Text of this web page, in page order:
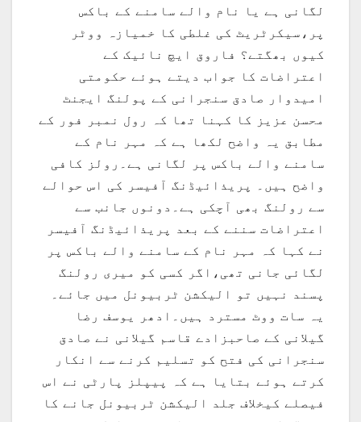
لگانی ہے یا نام والے سامنے کے باکس
پر،سیکرٹریٹ کی غلطی کا خمیازہ ووٹر
کیوں بھگتے؟ فاروق ایچ نائیک کے
اعتراضات کا جواب دیتے ہوئے حکومتی
امیدوار صادق سنجرانی کے پولنگ ایجنٹ
محسن عزیز کا کہنا تھا کہ رول نمبر فور کے
مطابق یہ واضح لکھا ہے کہ مہر نام کے
سامنے والے باکس پر لگانی ہے۔رولز کافی
واضح ہیں۔ پریذائیڈنگ آفیسر کی اس حوالے
سے رولنگ بھی آچکی ہے۔دونوں جانب سے
اعتراضات سننے کے بعد پریذائیڈنگ آفیسر
نے کہا کہ مہر نام کے سامنے والے باکس پر
لگائی جانی تھی،اگر کسی کو میری رولنگ
پسند نہیں تو الیکشن ٹربیونل میں جائے۔
یہ سات ووٹ مسترد ہیں۔ادھر یوسف رضا
گیلانی کے صاحبزادے قاسم گیلانی نے صادق
سنجرانی کی فتح کو تسلیم کرنے سے انکار
کرتے ہوئے بتایا ہے کہ پیپلز پارٹی نے اس
فیصلے کیخلاف جلد الیکشن ٹربیونل جانے کا